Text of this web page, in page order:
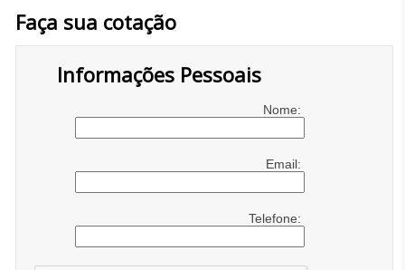
Faça sua cotação
Informações Pessoais
Nome:
Email:
Telefone: